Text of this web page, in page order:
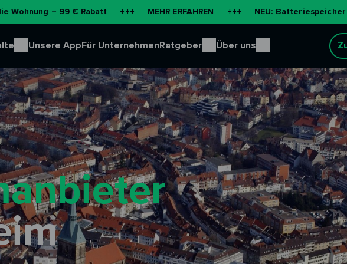
€ Rabatt +++ MEHR ERFAHREN +++ NEU: Batteriespeicher für die
Unsere AppFür UnternehmenRatgeber Über uns